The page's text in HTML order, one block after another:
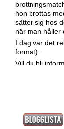
hon brottas
sätter sig hos
när man håller
I dag var det
format):
Vill du bli